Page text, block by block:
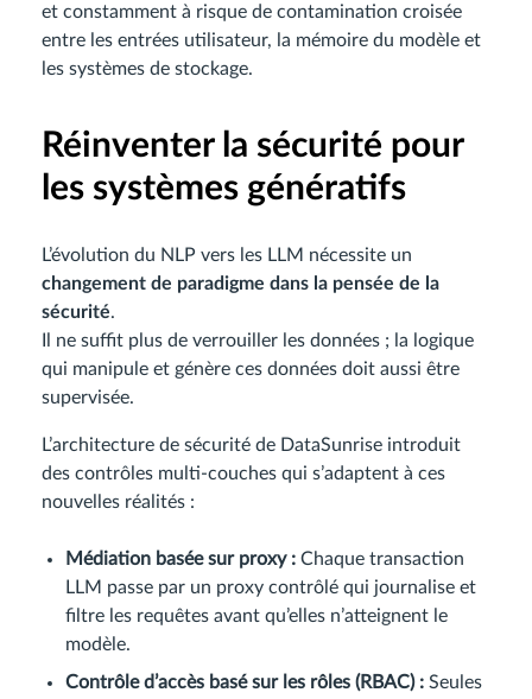
et constamment à risque de contamination croisée
entre les entrées utilisateur, la mémoire du modèle et
les systèmes de stockage.
Réinventer la sécurité pour
les systèmes génératifs
L’évolution du NLP vers les LLM nécessite un
changement de paradigme dans la pensée de la
sécurité.
Il ne suffit plus de verrouiller les données ; la logique
qui manipule et génère ces données doit aussi être
supervisée.
L’architecture de sécurité de DataSunrise introduit
des contrôles multi-couches qui s’adaptent à ces
nouvelles réalités :
Médiation basée sur proxy : Chaque transaction
LLM passe par un proxy contrôlé qui journalise et
filtre les requêtes avant qu’elles n’atteignent le
modèle.
Contrôle d’accès basé sur les rôles (RBAC) : Seules